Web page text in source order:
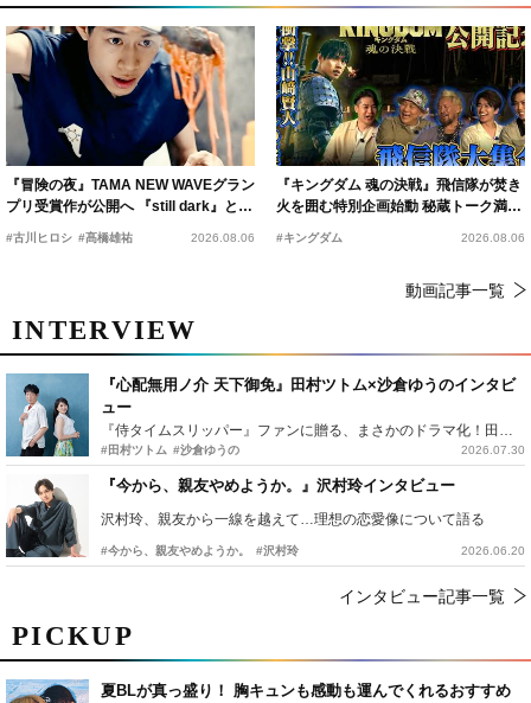
PICKUP
夏BLが真っ盛り！ 胸キュンも感動も運んでくれるおすすめ
『冒険の夜』TAMA NEW WAVEグラン
プリ受賞作が公開へ 『still dark』と同
時上映決定
#古川ヒロシ #髙橋雄祐 2026.08.06
『キングダム 魂の決戦』飛信隊が焚き
火を囲む特別企画始動 秘蔵トーク満載
の“キングダムキャンプ”開催
#キングダム 2026.08.06
動画記事一覧
INTERVIEW
『心配無用ノ介 天下御免』田村ツトム×沙倉ゆうのインタビ
ュー
#田村ツトム #沙倉ゆうの 2026.07.30
『今から、親友やめようか。』沢村玲インタビュー
沢村玲、親友から一線を越えて…理想の恋愛像について語る
#今から、親友やめようか。 #沢村玲 2026.06.20
インタビュー記事一覧